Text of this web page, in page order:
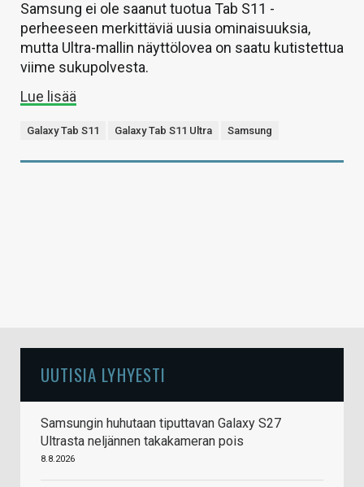
Samsung ei ole saanut tuotua Tab S11 -
perheeseen merkittäviä uusia ominaisuuksia,
mutta Ultra-mallin näyttölovea on saatu kutistettua
viime sukupolvesta.
Lue lisää
Galaxy Tab S11 Galaxy Tab S11 Ultra Samsung
UUTISIA LYHYESTI
Samsungin huhutaan tiputtavan Galaxy S27
Ultrasta neljännen takakameran pois
8.8.2026